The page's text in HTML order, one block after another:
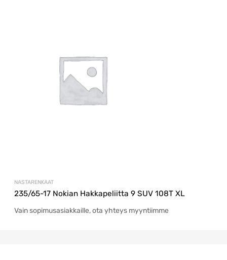
NASTARENKAAT
235/65-17 Nokian Hakkapeliitta 9 SUV 108T XL
Vain sopimusasiakkaille, ota yhteys myyntiimme